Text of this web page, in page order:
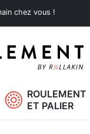
chez vous !
ROULEMENT
ET PALIER